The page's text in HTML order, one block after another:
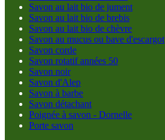
Savon au lait bio de jument
Savon au lait bio de brebis
Savon au lait bio de chèvre
Savon au mucus ou bave d'escargot
Savon corde
Savon rotatif années 50
Savon noir
Savon d'Alep
Savon à barbe
Savon détachant
Poignée à savon - Dornelle
Porte savon